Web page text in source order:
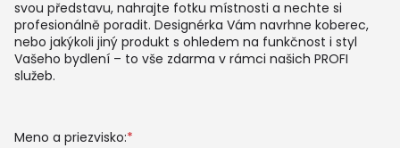
svou představu, nahrajte fotku místnosti a nechte si
profesionálně poradit. Designérka Vám navrhne koberec,
nebo jakýkoli jiný produkt s ohledem na funkčnost i styl
Vašeho bydlení – to vše zdarma v rámci našich PROFI
služeb.
Meno a priezvisko:*